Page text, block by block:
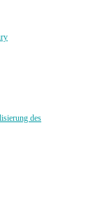
des